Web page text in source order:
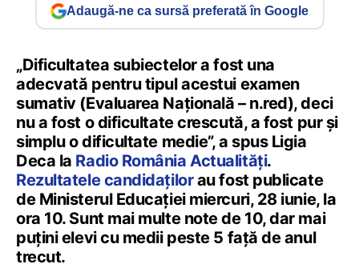
Adaugă-ne ca sursă preferată în Google
„Dificultatea subiectelor a fost una
adecvată pentru tipul acestui examen
sumativ (Evaluarea Națională – n.red), deci
nu a fost o dificultate crescută, a fost pur și
simplu o dificultate medie”, a spus Ligia
Deca la Radio România Actualități.
Rezultatele candidațilorau fost publicate
de Ministerul Educației miercuri, 28 iunie, la
ora 10. Sunt mai multe note de 10, dar mai
puțini elevi cu medii peste 5 față de anul
trecut.